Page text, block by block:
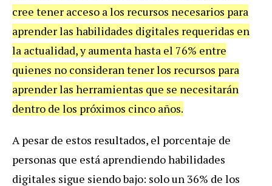
cree tener acceso a los recursos necesarios para
aprender las habilidades digitales requeridas en
la actualidad, y aumenta hasta el 76% entre
quienes no consideran tener los recursos para
aprender las herramientas que se necesitarán
dentro de los próximos cinco años.
A pesar de estos resultados, el porcentaje de
personas que está aprendiendo habilidades
digitales sigue siendo bajo: solo un 36% de los